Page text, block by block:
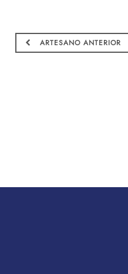
ARTESANO ANTERIOR